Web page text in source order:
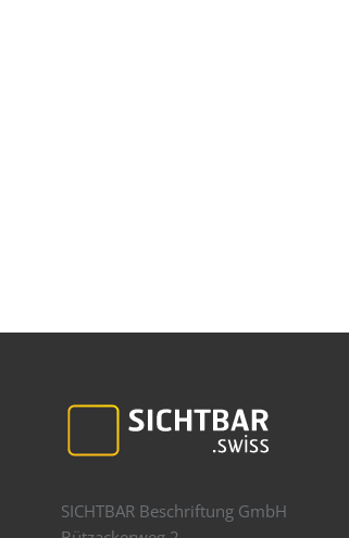
SICHTBAR Beschriftung GmbH